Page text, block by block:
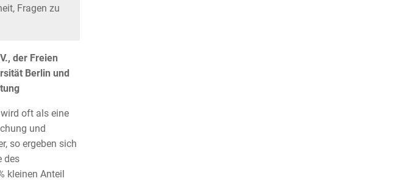
Fragen zu
der Freien
Berlin und
oft als eine
und
so ergeben sich
des
kleinen Anteil